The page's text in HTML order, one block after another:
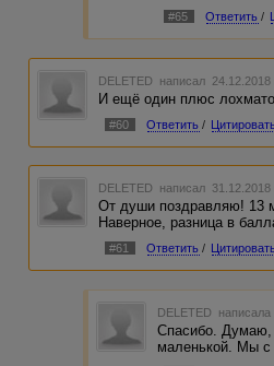
#65 Ответить /
DELETED написал 24.12.2018
И ещё один плюс
#60 Ответить /
DELETED написал 31.12.2018
От души поздравляю! 13
Наверное, разница в
#61 Ответить /
DELETED
Спасибо. Думаю,
маленькой. Мы с